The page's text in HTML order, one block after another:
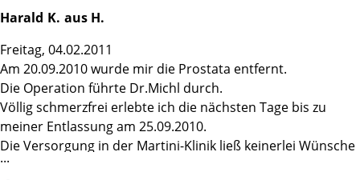
Harald K. aus H.
Freitag, 04.02.2011
Am 20.09.2010 wurde mir die Prostata entfernt.
Die Operation führte Dr.Michl durch.
Völlig schmerzfrei erlebte ich die nächsten Tage bis zu
meiner Entlassung am 25.09.2010.
Die Versorgung in der Martini-Klinik ließ keinerlei Wünsche
offen.